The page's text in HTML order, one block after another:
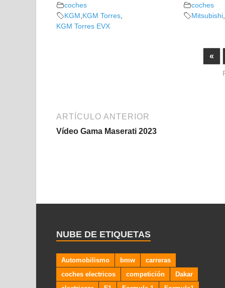
coches
KGM KGM Torres
KGM Torres EVX
coches
Mitsubishi,
«
ARTÍCULO ANTERIOR
Vídeo Gama Maserati 2023
NUBE DE ETIQUETAS
Automobilismo bmw
carreras
coches electricos
competición
Dakar